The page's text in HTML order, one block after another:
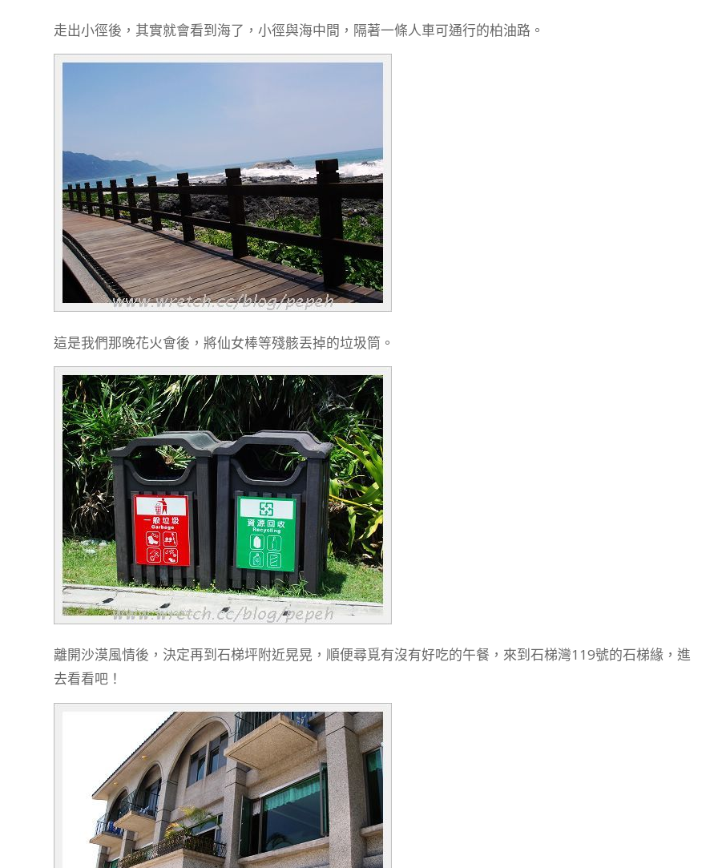
走出小徑後，其實就會看到海了，小徑與海中間，隔著一條人車可通行的柏油路。
這是我們那晚花火會後，將仙女棒等殘骸丟掉的垃圾筒。
離開沙漠風情後，決定再到石梯坪附近晃晃，順便尋覓有沒有好吃的午餐，來到石梯灣119號的石梯緣，進
去看看吧！